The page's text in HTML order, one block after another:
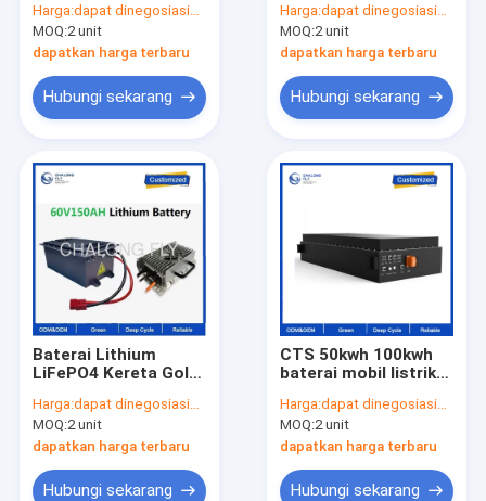
105Ah 150Ah Li Ion
Lithium Battery
LifePO4 Paket
Motor Roda Tiga
Listrik
Harga:dapat dinegosiasikan
MOQ:2 unit
dapatkan harga terbaru
Hubungi sekarang
6000 Siklus untuk
Kendaraan Listrik
UTV, ATV
Harga:dapat dinegosiasikan
MOQ:2 unit
dapatkan harga terbaru
Hubungi sekarang
Baterai Lithium
LiFePO4 Kereta Golf
untuk Becak Listrik
Harga:dapat dinegosiasikan
MOQ:2 unit
dapatkan harga terbaru
Hubungi sekarang
CTS 50kwh 100kwh
baterai mobil listrik
baterai untuk mobil,
614V 100kwh baterai
mobil EV kendaraan
listrik
Harga:dapat dinegosiasikan
MOQ:2 unit
dapatkan harga terbaru
Hubungi sekarang